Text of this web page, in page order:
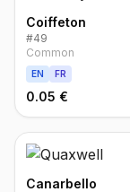
Coiffeton
#49
Common
EN FR
0.05 €
Canarbello